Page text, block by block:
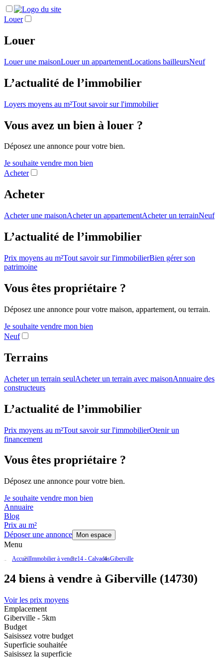
Louer
Louer
Louer une maisonLouer un appartementLocations bailleursNeuf
L’actualité de l’immobilier
Loyers moyens au m²Tout savoir sur l'immobilier
Vous avez un bien à louer ?
Déposez une annonce pour votre bien.
Je souhaite vendre mon bien
Acheter
Acheter
Acheter une maisonAcheter un appartementAcheter un terrainNeuf
L’actualité de l’immobilier
Prix moyens au m²Tout savoir sur l'immobilierBien gérer son
patrimoine
Vous êtes propriétaire ?
Déposez une annonce pour votre maison, appartement, ou terrain.
Je souhaite vendre mon bien
Neuf
Terrains
Acheter un terrain seulAcheter un terrain avec maisonAnnuaire des
constructeurs
L’actualité de l’immobilier
Prix moyens au m²Tout savoir sur l'immobilierOtenir un
financement
Vous êtes propriétaire ?
Déposez une annonce pour votre bien.
Je souhaite vendre mon bien
Annuaire
Blog
Prix au m²
Déposer une annonce
Mon espace
Menu
AccueilImmobilier à vendre14 - CalvadosGiberville
24 biens à vendre à Giberville (14730)
Voir les prix moyens
Emplacement
Giberville - 5km
Budget
Saisissez votre budget
Superficie souhaitée
Saisissez la superficie